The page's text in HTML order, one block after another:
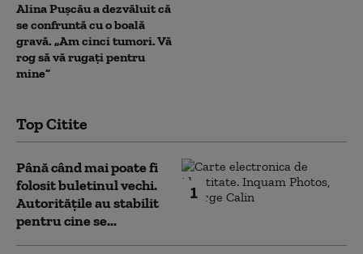
Alina Pușcău a dezvăluit că
se confruntă cu o boală
gravă. „Am cinci tumori. Vă
rog să vă rugați pentru
mine”
Top Citite
1
Până când mai poate fi
folosit buletinul vechi.
Autoritățile au stabilit
pentru cine se...